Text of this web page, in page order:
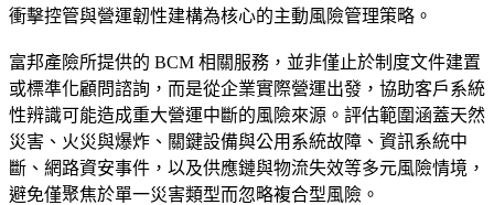
衝擊控管與營運韌性建構為核心的主動風險管理策略。
富邦產險所提供的 BCM 相關服務，並非僅止於制度文件建置
或標準化顧問諮詢，而是從企業實際營運出發，協助客戶系統
性辨識可能造成重大營運中斷的風險來源。評估範圍涵蓋天然
災害、火災與爆炸、關鍵設備與公用系統故障、資訊系統中
斷、網路資安事件，以及供應鏈與物流失效等多元風險情境，
避免僅聚焦於單一災害類型而忽略複合型風險。